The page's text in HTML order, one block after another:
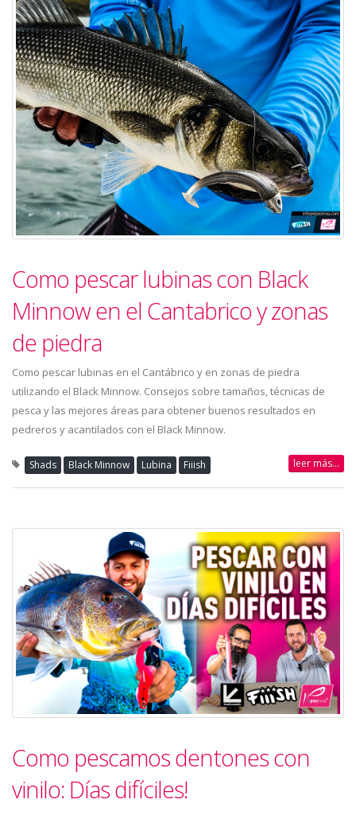
Como pescar lubinas con Black
Minnow en el Cantabrico y zonas
de piedra
Como pescar lubinas en el Cantábrico y en zonas de piedra
utilizando el Black Minnow. Consejos sobre tamaños, técnicas de
pesca y las mejores áreas para obtener buenos resultados en
pedreros y acantilados con el Black Minnow.
Shads Black Minnow Lubina Fiiish leer más...
Como pescamos dentones con
vinilo: Días difíciles!